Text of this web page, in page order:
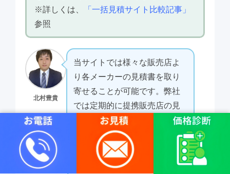
※詳しくは、
「一括見積サイト比較記事」
参照
北村豊貴
当サイトでは様々な販売店よ
り各メーカーの見積書を取り
寄せることが可能です。弊社
では定期的に提携販売店の見
直しを行います。
カウンター料金が安い販売店
と提携しておりますので、安
心してご連絡ください。